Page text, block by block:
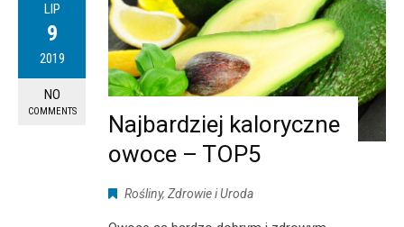
LIP
9
2019
NO
COMMENTS
Najbardziej kaloryczne
owoce – TOP5
Rośliny, Zdrowie i Uroda